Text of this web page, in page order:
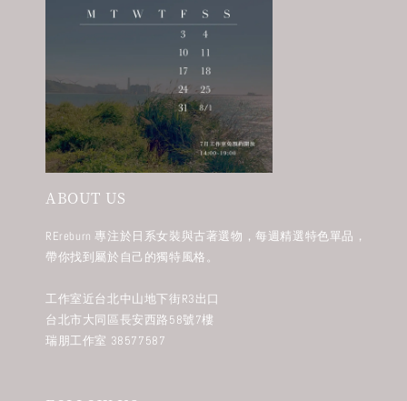
ABOUT US
REreburn 專注於日系女裝與古著選物，每週精選特色單品，
帶你找到屬於自己的獨特風格。
工作室近台北中山地下街R3出口
台北市大同區長安西路58號7樓
瑞朋工作室 38577587